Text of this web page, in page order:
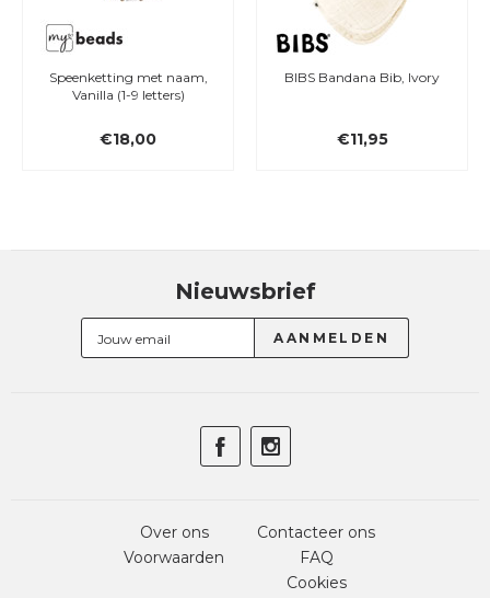
Speenketting met naam,
Vanilla (1-9 letters)
€18,00
BIBS Bandana Bib, Ivory
€11,95
Nieuwsbrief
Over ons
Voorwaarden
Contacteer ons
FAQ
Cookies